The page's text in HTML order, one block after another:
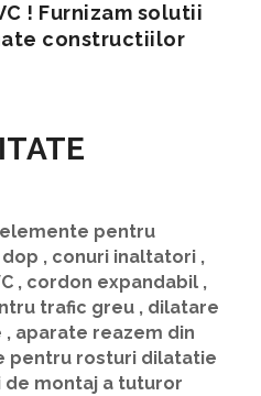
! Furnizam solutii
constructiilor
pentru
, conuri inaltatori ,
, cordon expandabil ,
trafic greu , dilatare
aparate reazem din
pentru rosturi dilatatie
montaj a tuturor